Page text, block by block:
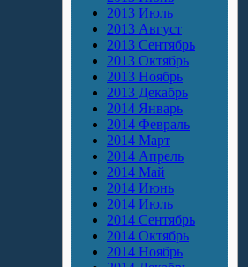
2013 Июль
2013 Август
2013 Сентябрь
2013 Октябрь
2013 Ноябрь
2013 Декабрь
2014 Январь
2014 Февраль
2014 Март
2014 Апрель
2014 Май
2014 Июнь
2014 Июль
2014 Сентябрь
2014 Октябрь
2014 Ноябрь